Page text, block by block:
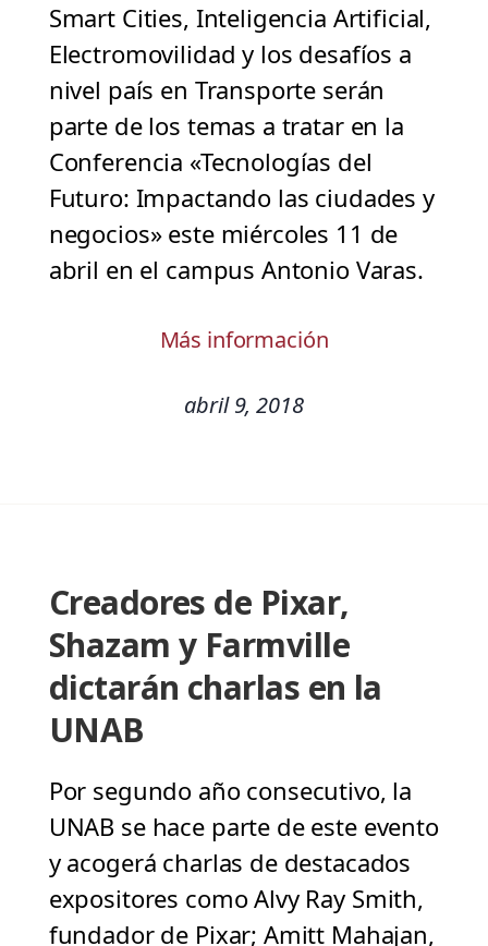
Smart Cities, Inteligencia Artificial,
Electromovilidad y los desafíos a
nivel país en Transporte serán
parte de los temas a tratar en la
Conferencia «Tecnologías del
Futuro: Impactando las ciudades y
negocios» este miércoles 11 de
abril en el campus Antonio Varas.
Más información
abril 9, 2018
Creadores de Pixar,
Shazam y Farmville
dictarán charlas en la
UNAB
Por segundo año consecutivo, la
UNAB se hace parte de este evento
y acogerá charlas de destacados
expositores como Alvy Ray Smith,
fundador de Pixar; Amitt Mahajan,